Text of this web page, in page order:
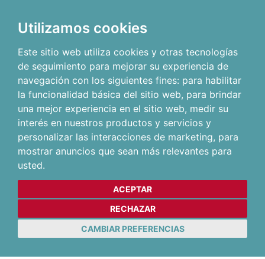
Utilizamos cookies
Este sitio web utiliza cookies y otras tecnologías
de seguimiento para mejorar su experiencia de
navegación con los siguientes fines: para habilitar
la funcionalidad básica del sitio web, para brindar
una mejor experiencia en el sitio web, medir su
interés en nuestros productos y servicios y
personalizar las interacciones de marketing, para
mostrar anuncios que sean más relevantes para
usted.
ACEPTAR
RECHAZAR
CAMBIAR PREFERENCIAS